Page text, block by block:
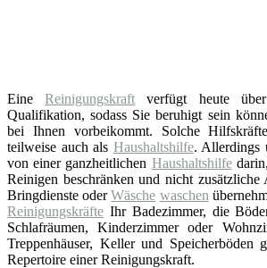
EineReinigungskraft verfügt heute über
Qualifikation, sodass Sie beruhigt sein
bei Ihnen vorbeikommt. Solche
teilweise auch als Haushaltshilfe. Allerdings
von einer ganzheitlichen Haushaltshilfe
Reinigen beschränken und nicht zusätzliche
Bringdienste oderWäsche waschen
Reinigungskräfte Ihr Badezimmer, die
Schlafräumen, Kinderzimmer oder
Treppenhäuser, Keller und Speicherböden
Repertoire einer Reinigungskraft.